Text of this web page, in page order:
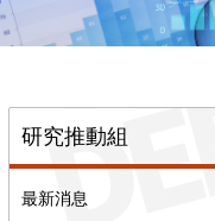
研究推動組
最新消息